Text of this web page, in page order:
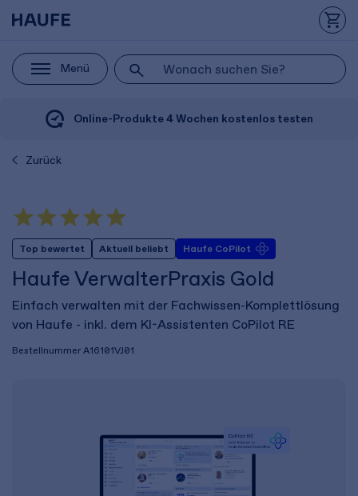
Menü
Online-Produkte 4 Wochen kostenlos testen
Zurück
Top bewertet Aktuell beliebt Haufe CoPilot
Haufe VerwalterPraxis Gold
Einfach verwalten mit der Fachwissen-Komplettlösung
von Haufe - inkl. dem KI-Assistenten CoPilot RE
Bestellnummer A16101VJ01